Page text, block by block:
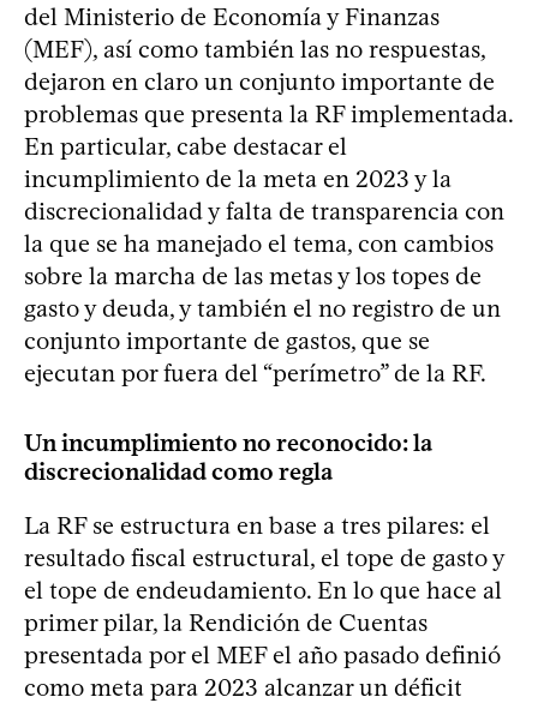
del Ministerio de Economía y Finanzas
(MEF), así como también las no respuestas,
dejaron en claro un conjunto importante de
problemas que presenta la RF implementada.
En particular, cabe destacar el
incumplimiento de la meta en 2023 y la
discrecionalidad y falta de transparencia con
la que se ha manejado el tema, con cambios
sobre la marcha de las metas y los topes de
gasto y deuda, y también el no registro de un
conjunto importante de gastos, que se
ejecutan por fuera del “perímetro” de la RF.
Un incumplimiento no reconocido: la
discrecionalidad como regla
La RF se estructura en base a tres pilares: el
resultado fiscal estructural, el tope de gasto y
el tope de endeudamiento. En lo que hace al
primer pilar, la Rendición de Cuentas
presentada por el MEF el año pasado definió
como meta para 2023 alcanzar un déficit